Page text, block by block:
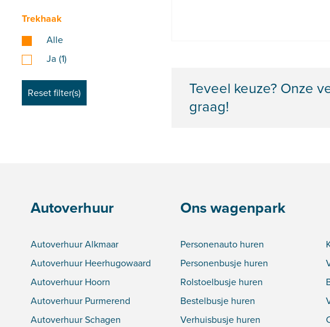
Trekhaak
Alle
Ja (1)
Teveel keuze? Onze
graag!
Autoverhuur
Autoverhuur Alkmaar
Autoverhuur Heerhugowaard
Autoverhuur Hoorn
Autoverhuur Purmerend
Autoverhuur Schagen
Ons wagenpark
Personenauto huren
Personenbusje huren
Rolstoelbusje huren
Bestelbusje huren
Verhuisbusje huren